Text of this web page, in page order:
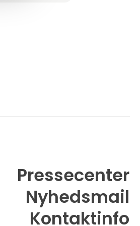
Pressecenter
Nyhedsmail
Kontaktinfo